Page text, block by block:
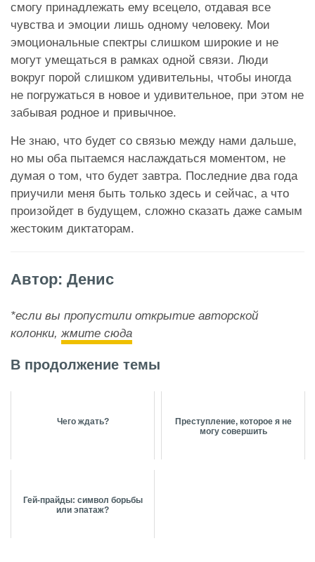
смогу принадлежать ему всецело, отдавая все
чувства и эмоции лишь одному человеку. Мои
эмоциональные спектры слишком широкие и не
могут умещаться в рамках одной связи. Люди
вокруг порой слишком удивительны, чтобы иногда
не погружаться в новое и удивительное, при этом не
забывая родное и привычное.
Не знаю, что будет со связью между нами дальше,
но мы оба пытаемся наслаждаться моментом, не
думая о том, что будет завтра. Последние два года
приучили меня быть только здесь и сейчас, а что
произойдет в будущем, сложно сказать даже самым
жестоким диктаторам.
Автор: Денис
*если вы пропустили открытие авторской
колонки,жмите сюда
В продолжение темы
Чего ждать?
Преступление, которое я не
могу совершить
Гей-прайды: символ борьбы
или эпатаж?